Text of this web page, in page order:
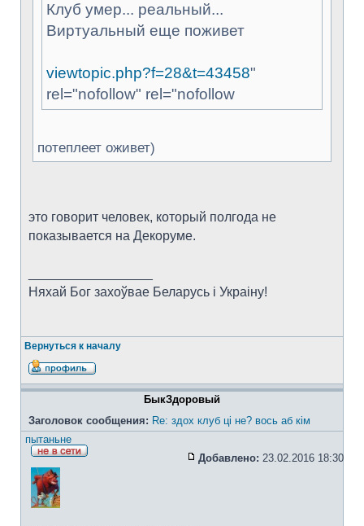
Клуб умер... реальный...
Виртуальный еще поживет
viewtopic.php?f=28&t=43458"
rel="nofollow" rel="nofollow
потеплеет оживет)
это говорит человек, который полгода не
показывается на Декоруме.
Няхай Бог захоўвае Беларусь i Украiну!
Вернуться к началу
БыкЗдоровый
Заголовок сообщения: Re: здох клуб ці не? вось аб кім
пытаньне
Добавлено: 23.02.2016 18:30